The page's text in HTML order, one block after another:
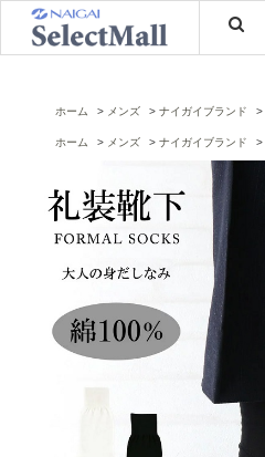
ホーム メンズ ナイガイブランド
ホーム メンズ ナイガイブランド